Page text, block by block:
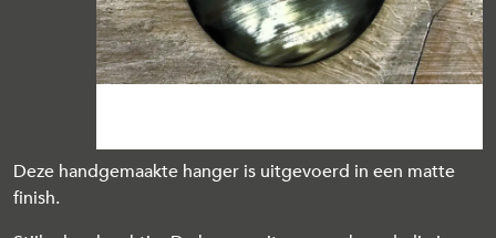
Deze handgemaakte hanger is uitgevoerd in een matte
finish.